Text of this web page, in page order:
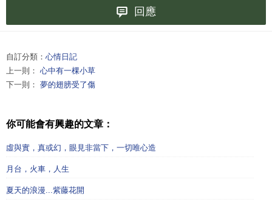
回應
自訂分類： 心情日記
上一則： 心中有一棵小草
下一則： 夢的翅膀受了傷
你可能會有興趣的文章：
虛與實，真或幻，眼見非當下，一切唯心造
月台，火車，人生
夏天的浪漫...紫藤花開